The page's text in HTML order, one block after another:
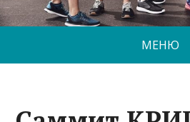
МЕНЮ